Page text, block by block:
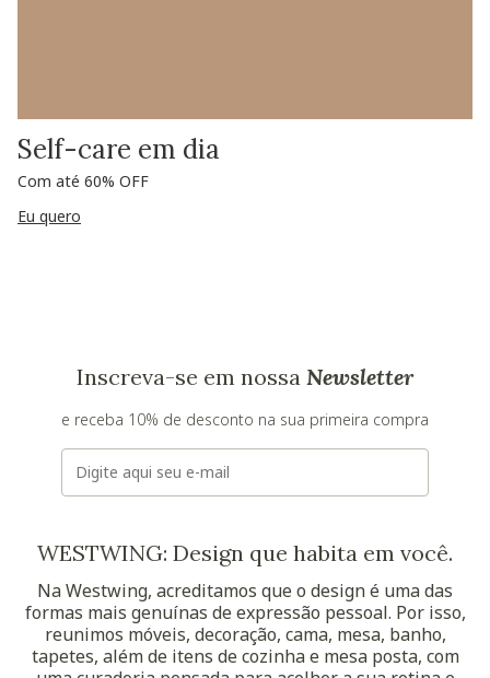
Self-care em dia
Com até 60% OFF
Eu quero
Inscreva-se em nossa Newsletter
e receba 10% de desconto na sua primeira compra
E-mail
WESTWING: Design que habita em você.
Na Westwing, acreditamos que o design é uma das
formas mais genuínas de expressão pessoal. Por isso,
reunimos móveis, decoração, cama, mesa, banho,
tapetes, além de itens de cozinha e mesa posta, com